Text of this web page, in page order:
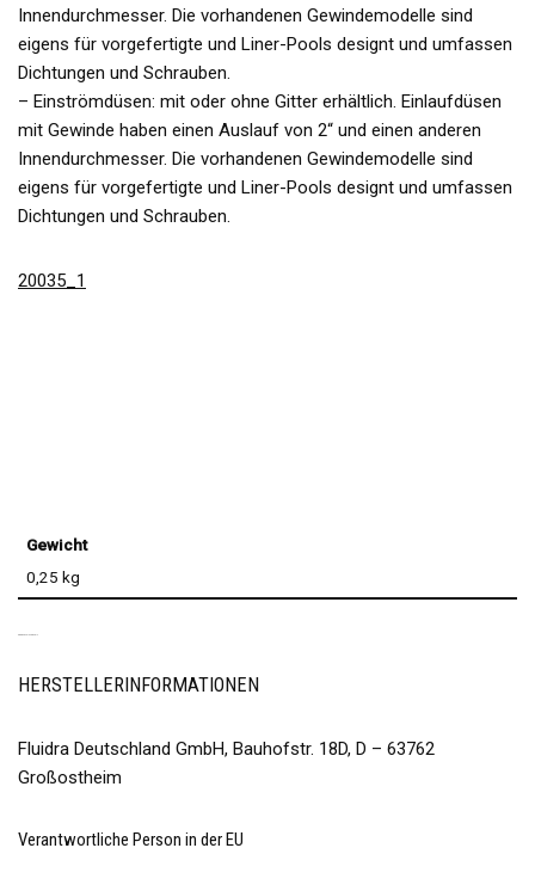
Innendurchmesser. Die vorhandenen Gewindemodelle sind
eigens für vorgefertigte und Liner-Pools designt und umfassen
Dichtungen und Schrauben.
– Einströmdüsen: mit oder ohne Gitter erhältlich. Einlaufdüsen
mit Gewinde haben einen Auslauf von 2“ und einen anderen
Innendurchmesser. Die vorhandenen Gewindemodelle sind
eigens für vorgefertigte und Liner-Pools designt und umfassen
Dichtungen und Schrauben.
20035_1
Gewicht
0,25 kg
HERSTELLERINFORMATIONEN
Fluidra Deutschland GmbH, Bauhofstr. 18D, D – 63762
Großostheim
Verantwortliche Person in der EU